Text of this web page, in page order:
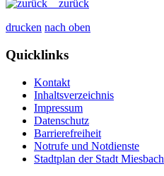
zurück
drucken nach oben
Quicklinks
Kontakt
Inhaltsverzeichnis
Impressum
Datenschutz
Barrierefreiheit
Notrufe und Notdienste
Stadtplan der Stadt Miesbach